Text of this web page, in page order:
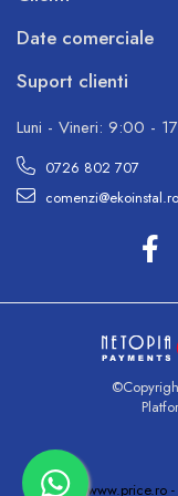
Date comerciale
Suport clienti
Luni - Vineri: 9:00 -
0726 802 707
comenzi@ekoinstal.ro